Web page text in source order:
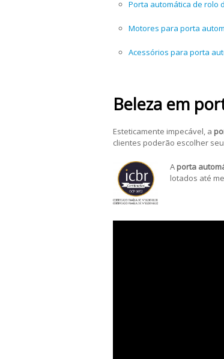
Porta automática de rolo
Motores para porta
Acessórios para porta
Beleza em
Esteticamente impecável, a
clientes poderão escolher
A porta
lotados até